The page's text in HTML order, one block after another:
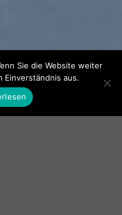
Sie die Website weiter
Einverständnis aus.